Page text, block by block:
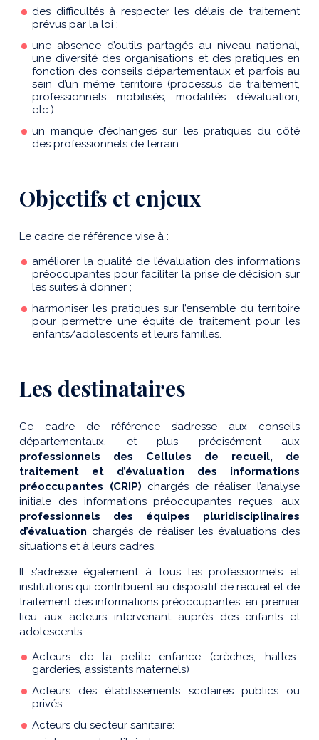
des difficultés à respecter les délais de traitement
prévus par la loi ;
une absence d’outils partagés au niveau national,
une diversité des organisations et des pratiques en
fonction des conseils départementaux et parfois au
sein d’un même territoire (processus de traitement,
professionnels mobilisés, modalités d’évaluation,
etc.) ;
un manque d’échanges sur les pratiques du côté
des professionnels de terrain.
Objectifs et enjeux
Le cadre de référence vise à :
améliorer la qualité de l’évaluation des informations
préoccupantes pour faciliter la prise de décision sur
les suites à donner ;
harmoniser les pratiques sur l’ensemble du territoire
pour permettre une équité de traitement pour les
enfants/adolescents et leurs familles.
Les destinataires
Ce cadre de référence s’adresse aux conseils
départementaux, et plus précisément aux
professionnels des Cellules de recueil, de
traitement et d’évaluation des informations
préoccupantes (CRIP) chargés de réaliser l’analyse
initiale des informations préoccupantes reçues, aux
professionnels des équipes pluridisciplinaires
d’évaluation chargés de réaliser les évaluations des
situations et à leurs cadres.
Il s’adresse également à tous les professionnels et
institutions qui contribuent au dispositif de recueil et de
traitement des informations préoccupantes, en premier
lieu aux acteurs intervenant auprès des enfants et
adolescents :
Acteurs de la petite enfance (crèches, haltes-
garderies, assistants maternels)
Acteurs des établissements scolaires publics ou
privés
Acteurs du secteur sanitaire: